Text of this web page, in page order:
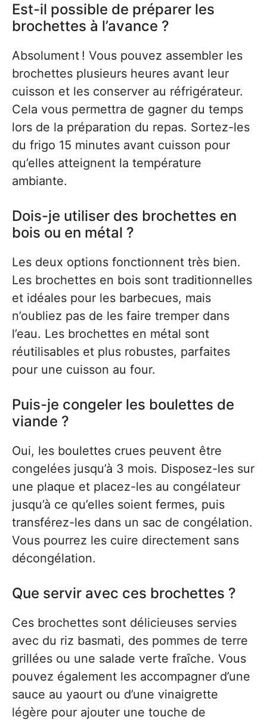
Est-il possible de préparer les
brochettes à l’avance ?
Absolument ! Vous pouvez assembler les
brochettes plusieurs heures avant leur
cuisson et les conserver au réfrigérateur.
Cela vous permettra de gagner du temps
lors de la préparation du repas. Sortez-les
du frigo 15 minutes avant cuisson pour
qu’elles atteignent la température
ambiante.
Dois-je utiliser des brochettes en
bois ou en métal ?
Les deux options fonctionnent très bien.
Les brochettes en bois sont traditionnelles
et idéales pour les barbecues, mais
n’oubliez pas de les faire tremper dans
l’eau. Les brochettes en métal sont
réutilisables et plus robustes, parfaites
pour une cuisson au four.
Puis-je congeler les boulettes de
viande ?
Oui, les boulettes crues peuvent être
congelées jusqu’à 3 mois. Disposez-les sur
une plaque et placez-les au congélateur
jusqu’à ce qu’elles soient fermes, puis
transférez-les dans un sac de congélation.
Vous pourrez les cuire directement sans
décongélation.
Que servir avec ces brochettes ?
Ces brochettes sont délicieuses servies
avec du riz basmati, des pommes de terre
grillées ou une salade verte fraîche. Vous
pouvez également les accompagner d’une
sauce au yaourt ou d’une vinaigrette
légère pour ajouter une touche de